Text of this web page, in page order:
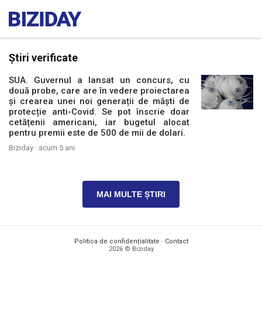
Știri verificate
SUA. Guvernul a lansat un concurs, cu
două probe, care are în vedere proiectarea
și crearea unei noi generații de măști de
protecție anti-Covid. Se pot înscrie doar
cetățenii americani, iar bugetul alocat
pentru premii este de 500 de mii de dolari.
Biziday · acum 5 ani
MAI MULTE ȘTIRI
Politica de confidențialitate · Contact
2026 © Biziday